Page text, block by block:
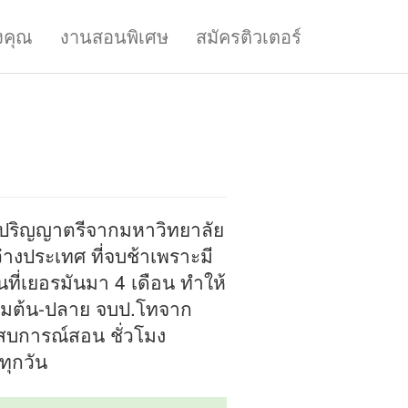
คุณ งานสอนพิเศษ สมัครติวเตอร์
ริญญาตรีจากมหาวิทยาลัย
ประเทศ ที่จบช้าเพราะมี
เยอรมันมา 4 เดือน ทำให้
ต้น-ปลาย จบป.โทจาก
บการณ์สอน ชั่วโมง
กวัน